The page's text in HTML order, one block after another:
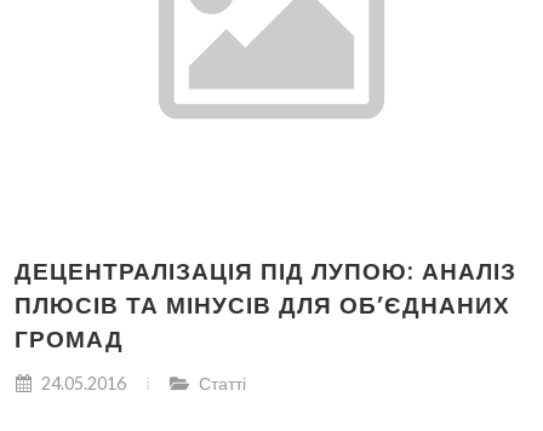
ДЕЦЕНТРАЛІЗАЦІЯ ПІД ЛУПОЮ: АНАЛІЗ
ПЛЮСІВ ТА МІНУСІВ ДЛЯ ОБ’ЄДНАНИХ
ГРОМАД
24.05.2016 Статті